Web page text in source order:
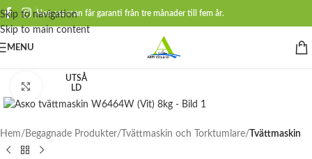
Skip to navigation
Skip to main content
Hos oss man får garanti från tre månader till fem år.
MENU
UTSÅ
LD
Click to enlarge
Hem Begagnade Produkter Tvättmaskin och Torktumlare Tvättmaskin